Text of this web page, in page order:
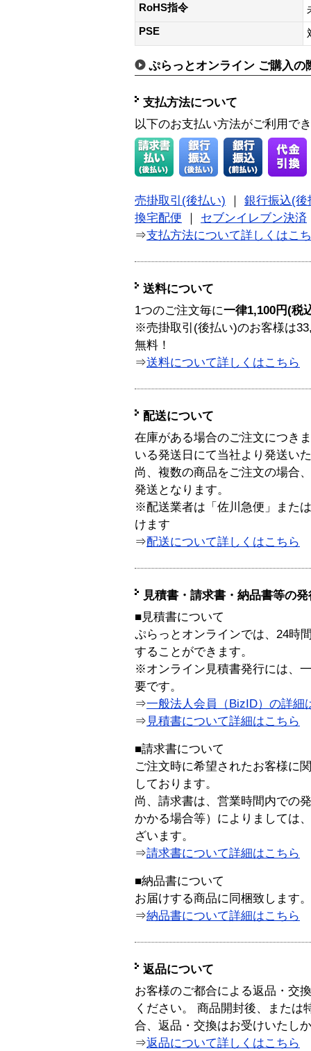
RoHS指令
PSE
ぷらっとオンライン ご購入の
支払方法について
以下のお支払い方法がご利用で
売掛取引(後払い) ｜ 銀行振込(後
換宅配便 ｜ セブンイレブン決済
⇒支払方法について詳しくはこ
送料について
1つのご注文毎に一律1,100円(税
※売掛取引(後払い)のお客様は
無料！
⇒送料について詳しくはこちら
配送について
在庫がある場合のご注文につき
いる発送日にて当社より発送い
尚、複数の商品をご注文の場合
発送となります。
※配送業者は「佐川急便」また
けます
⇒配送について詳しくはこちら
見積書・請求書・納品書等の
■見積書について
ぷらっとオンラインでは、24時
することができます。
※オンライン見積書発行には、
要です。
⇒一般法人会員（BizID）の詳細
⇒ 見積書について詳細はこちら
■請求書について
ご注文時に希望されたお客様に
しております。
尚、請求書は、営業時間内での
かかる場合等）によりましては
ざいます。
⇒請求書について詳細はこちら
■納品書について
お届けする商品に同梱致します。
⇒納品書について詳細はこちら
返品について
お客様のご都合による返品・交
ください。 商品開封後、または
合、返品・交換はお受けいたし
⇒返品について詳しくはこちら